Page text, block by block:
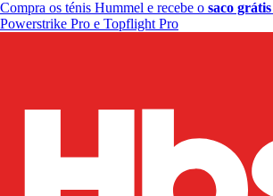
Compra os ténis Hummel e recebe o saco grátis
Powerstrike Pro e Topflight Pro